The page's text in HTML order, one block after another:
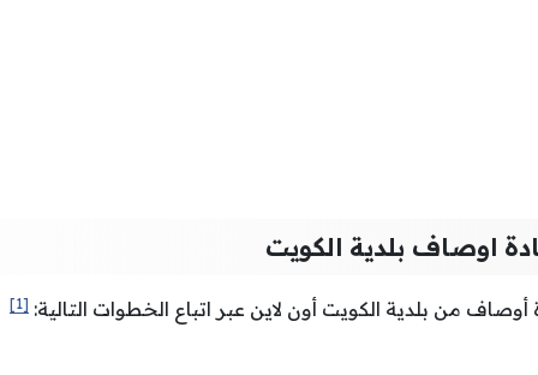
اوصاف بلدية الكويت
من بلدية الكويت أون لاين عبر اتباع الخطوات التالية: [1]